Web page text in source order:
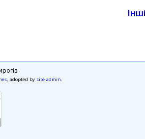
, adopted by site admin.